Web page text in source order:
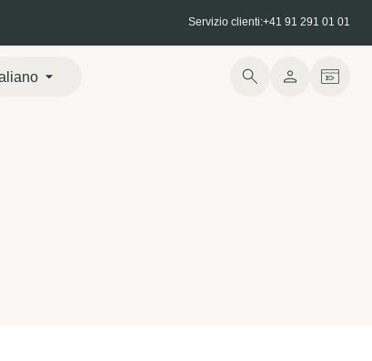
Servizio clienti:+41 91 291 01 01